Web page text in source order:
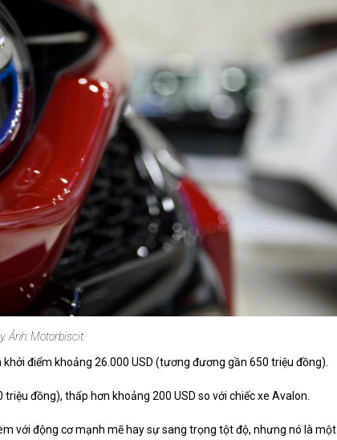
Ảnh: Motorbiscit.
điểm khoảng 26.000 USD (tương đương gần 650 triệu đồng).
đồng), thấp hơn khoảng 200 USD so với chiếc xe Avalon.
với động cơ mạnh mẽ hay sự sang trọng tột độ, nhưng nó là một